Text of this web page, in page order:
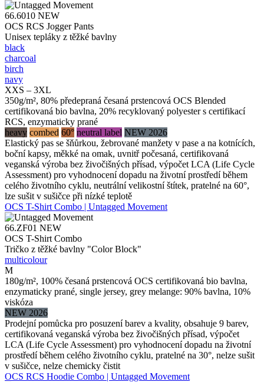
66.6010 NEW
OCS RCS Jogger Pants
Unisex tepláky z těžké bavlny
black
charcoal
birch
navy
XXS – 3XL
350g/m², 80% předepraná česaná prstencová OCS Blended
certifikovaná bio bavlna, 20% recyklovaný polyester s certifikací
RCS, enzymaticky prané
heavy combed 60° neutral label NEW 2026
Elastický pas se šňůrkou, žebrované manžety v pase a na kotnících,
boční kapsy, měkké na omak, uvnitř počesaná, certifikovaná
veganská výroba bez živočišných přísad, výpočet LCA (Life Cycle
Assessment) pro vyhodnocení dopadu na životní prostředí během
celého životního cyklu, neutrální velikostní štítek, pratelné na 60°,
lze sušit v sušičce při nízké teplotě
OCS T-Shirt Combo | Untagged Movement
66.ZF01 NEW
OCS T-Shirt Combo
Tričko z těžké bavlny "Color Block"
multicolour
M
180g/m², 100% česaná prstencová OCS certifikovaná bio bavlna,
enzymaticky prané, single jersey, grey melange: 90% bavlna, 10%
viskóza
NEW 2026
Prodejní pomůcka pro posuzení barev a kvality, obsahuje 9 barev,
certifikovaná veganská výroba bez živočišných přísad, výpočet
LCA (Life Cycle Assessment) pro vyhodnocení dopadu na životní
prostředí během celého životního cyklu, pratelné na 30°, nelze sušit
v sušičce, nelze chemicky čistit
OCS RCS Hoodie Combo | Untagged Movement